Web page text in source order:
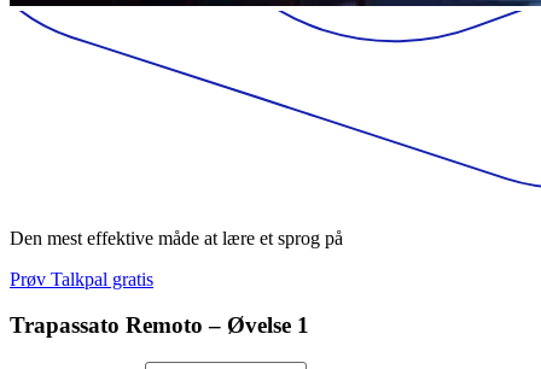
Den mest effektive måde at lære et sprog på
Prøv Talkpal gratis
Trapassato Remoto – Øvelse 1